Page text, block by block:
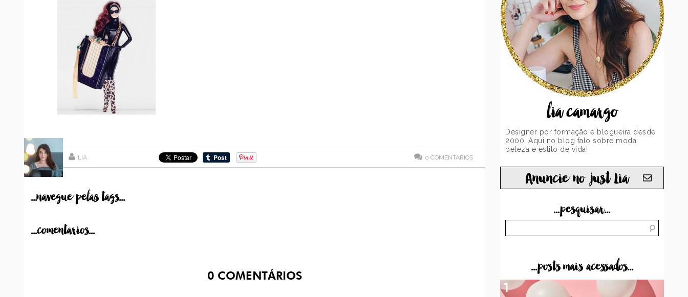
LIA 0 COMENTÁRIOS
...navegue pelas tags...
...comentarios...
0COMENTÁRIOS
lia camargo
Designer por formação e blogueira desde
2000. Aqui no blog falo sobre moda,
beleza e estilo de vida!
Anuncie no just Lia
...pesquisar...
...posts mais acessados...
1